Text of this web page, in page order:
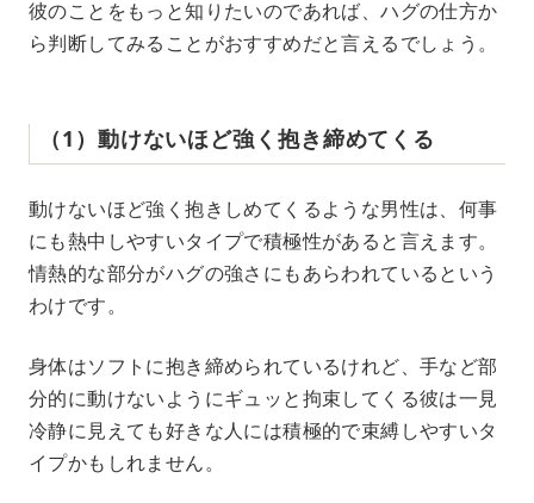
彼のことをもっと知りたいのであれば、ハグの仕方か
ら判断してみることがおすすめだと言えるでしょう。
（1）動けないほど強く抱き締めてくる
動けないほど強く抱きしめてくるような男性は、何事
にも熱中しやすいタイプで積極性があると言えます。
情熱的な部分がハグの強さにもあらわれているという
わけです。
身体はソフトに抱き締められているけれど、手など部
分的に動けないようにギュッと拘束してくる彼は一見
冷静に見えても好きな人には積極的で束縛しやすいタ
イプかもしれません。